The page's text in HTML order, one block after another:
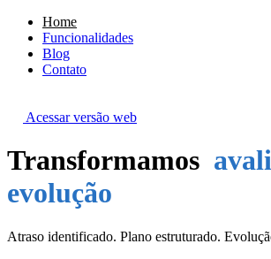
Home
Funcionalidades
Blog
Contato
Acessar versão web
Transformamos
evolução
Atraso identificado. Plano estruturado.